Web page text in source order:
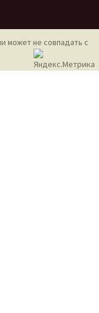
может не совпадать с